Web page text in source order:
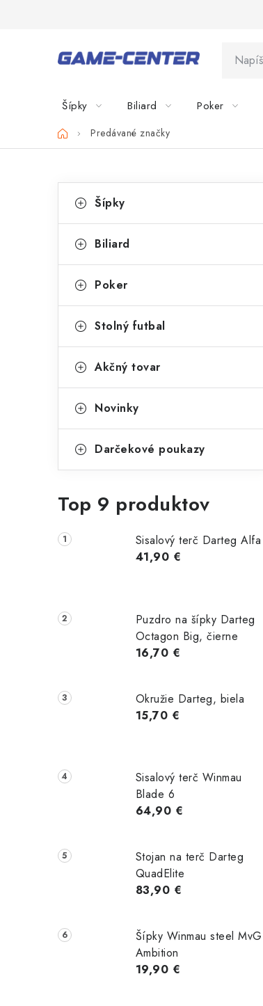
Šípky Biliard Poker
DomovPredávané značky
o
n
ý
a
n
l
kategórie
a
e
ó
i
Šípky
Biliard
Poker
Stolný futbal
Akčný tovar
Novinky
Darčekové poukazy
Top 9 produktov
Sisalový terč Darteg Alfa
41,90 €
Puzdro na šípky Darteg
Octagon Big, čierne
16,70 €
Okružie Darteg, biela
15,70 €
Sisalový terč Winmau
Blade 6
64,90 €
Stojan na terč Darteg
QuadElite
83,90 €
Šípky Winmau steel MvG
Ambition
19,90 €